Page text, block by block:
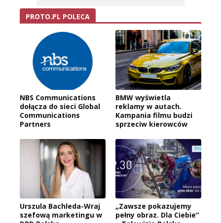
PROTO.PL POLECA
NBS Communications
dołącza do sieci Global
Communications
Partners
BMW wyświetla
reklamy w autach.
Kampania filmu budzi
sprzeciw kierowców
Urszula Bachleda-Wraj
szefową marketingu w
„Zawsze pokazujemy
pełny obraz. Dla Ciebie”